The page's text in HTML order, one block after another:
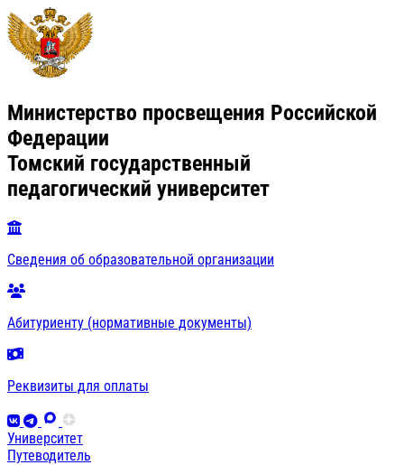
Министерство просвещения Российской
Федерации
Томский государственный
педагогический университет
Сведения об образовательной организации
Абитуриенту (нормативные документы)
Реквизиты для оплаты
Университет
Путеводитель